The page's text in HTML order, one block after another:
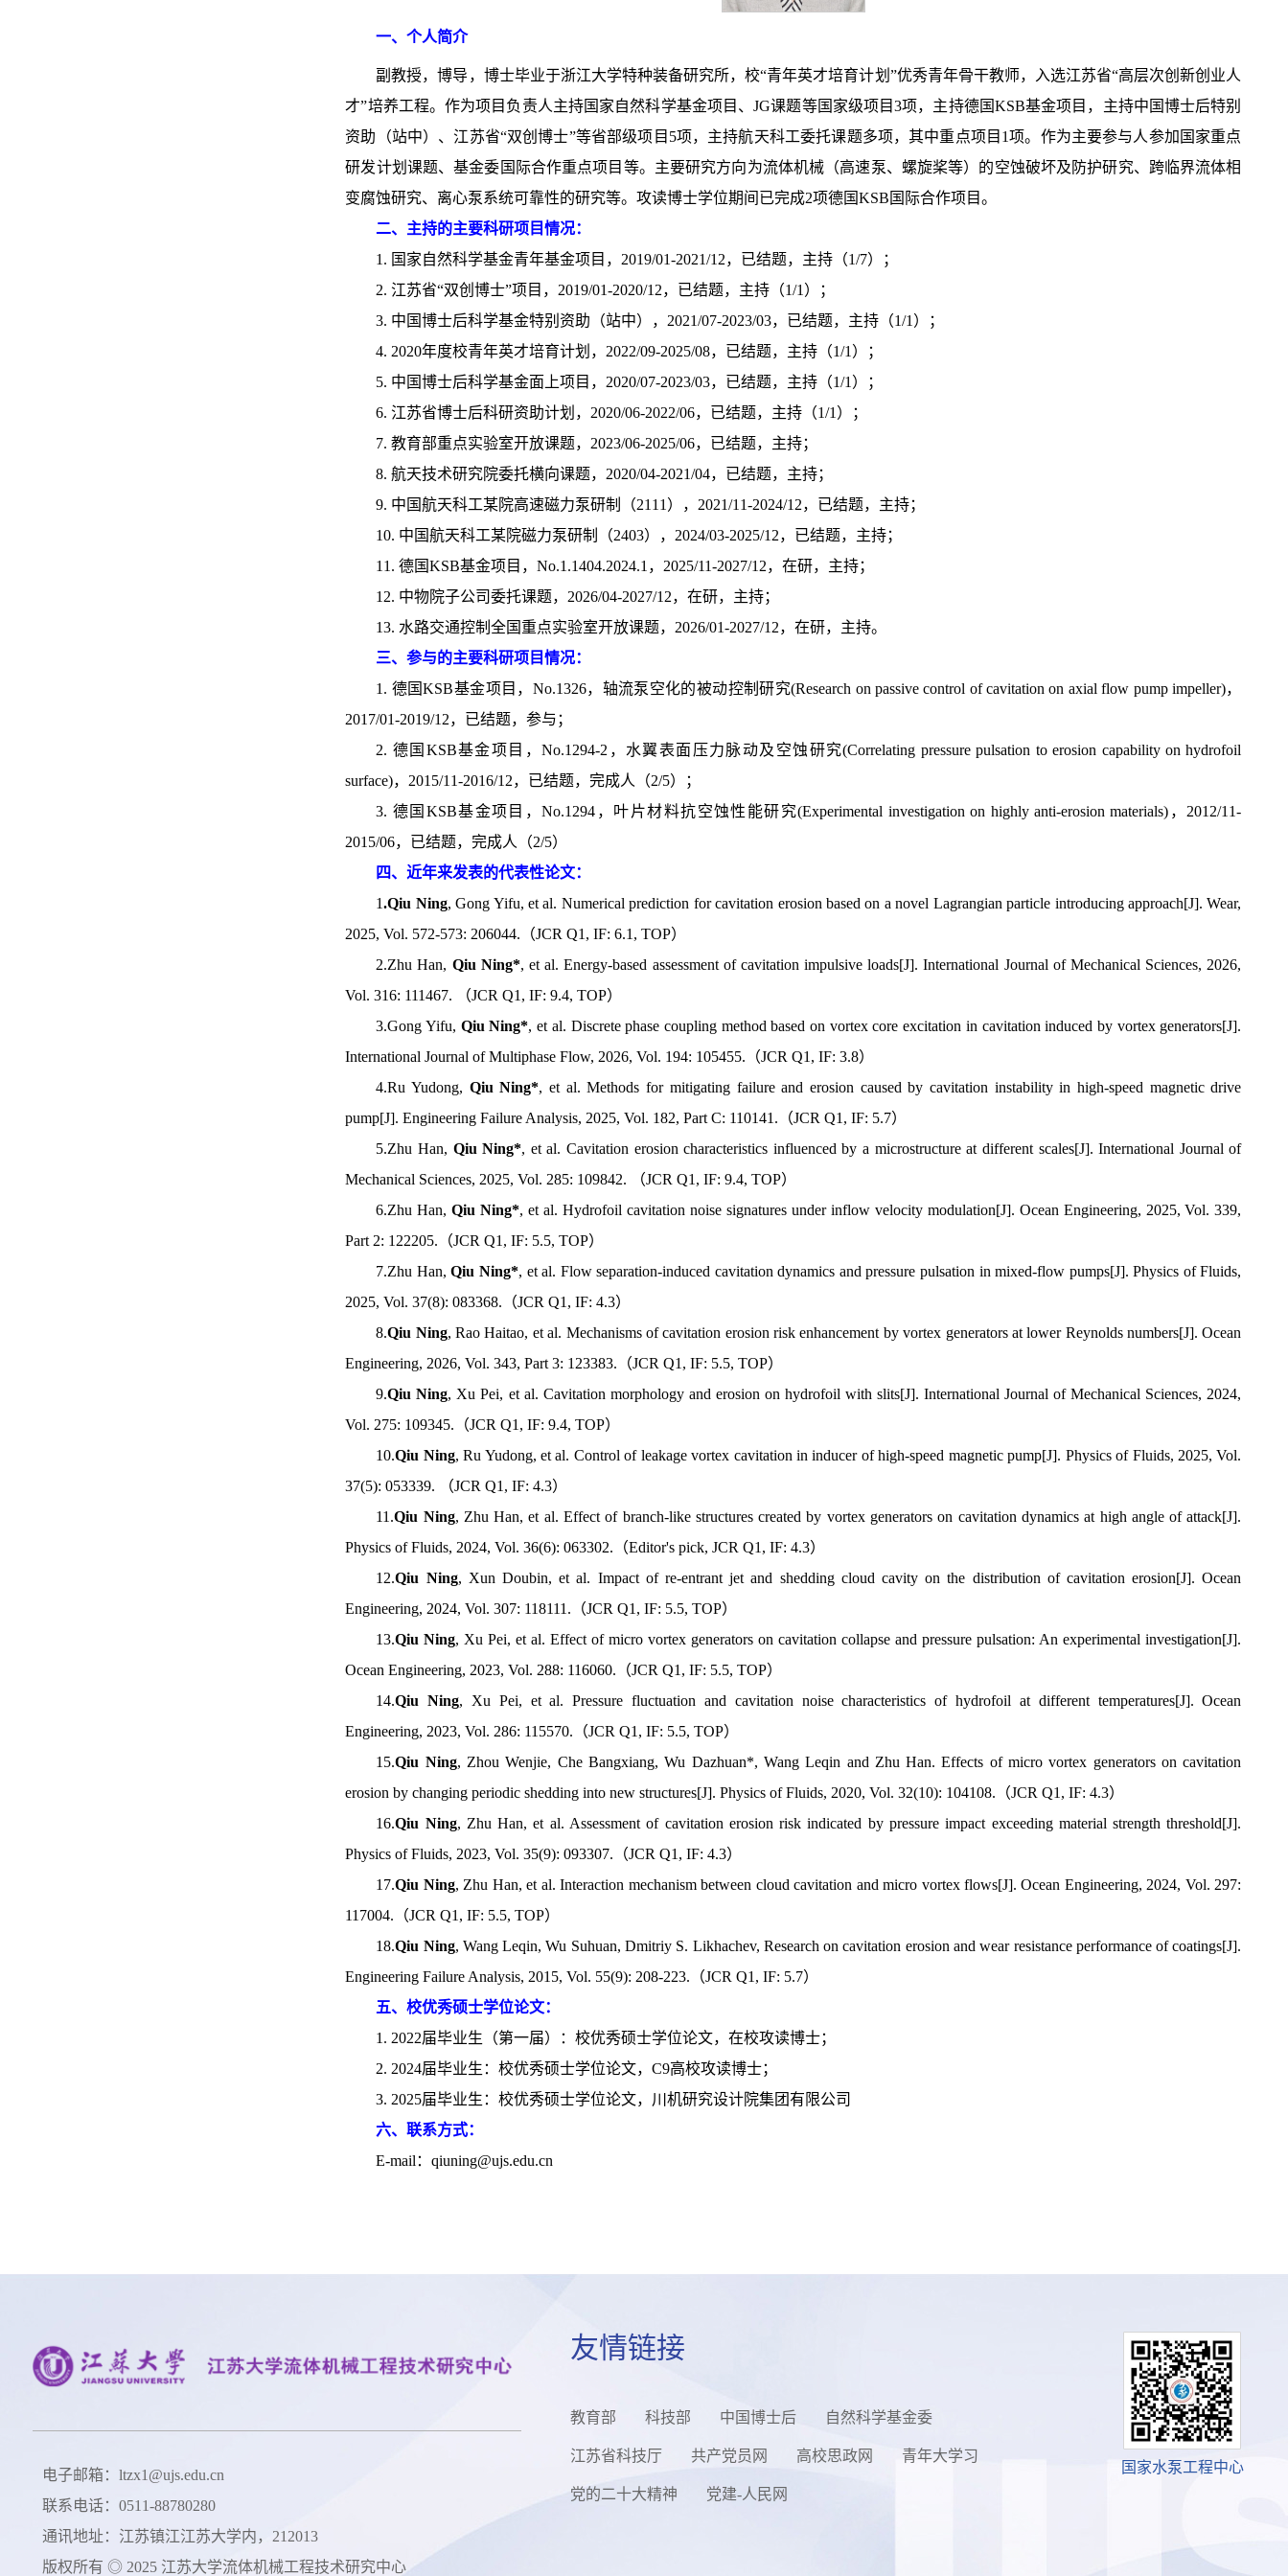
一、个人简介
副教授，博导，博士毕业于浙江大学特种装备研究所，校“青年英才培育计划”优秀青年骨干教师，入选江苏省“高层次创新创业人
才”培养工程。作为项目负责人主持国家自然科学基金项目、JG课题等国家级项目3项，主持德国KSB基金项目，主持中国博士后特别
资助（站中）、江苏省“双创博士”等省部级项目5项，主持航天科工委托课题多项，其中重点项目1项。作为主要参与人参加国家重点
研发计划课题、基金委国际合作重点项目等。主要研究方向为流体机械（高速泵、螺旋桨等）的空蚀破坏及防护研究、跨临界流体相
变腐蚀研究、离心泵系统可靠性的研究等。攻读博士学位期间已完成2项德国KSB国际合作项目。
二、主持的主要科研项目情况：
1. 国家自然科学基金青年基金项目，2019/01-2021/12，已结题，主持（1/7）；
2. 江苏省“双创博士”项目，2019/01-2020/12，已结题，主持（1/1）；
3. 中国博士后科学基金特别资助（站中），2021/07-2023/03，已结题，主持（1/1）；
4. 2020年度校青年英才培育计划，2022/09-2025/08，已结题，主持（1/1）；
5. 中国博士后科学基金面上项目，2020/07-2023/03，已结题，主持（1/1）；
6. 江苏省博士后科研资助计划，2020/06-2022/06，已结题，主持（1/1）；
7. 教育部重点实验室开放课题，2023/06-2025/06，已结题，主持；
8. 航天技术研究院委托横向课题，2020/04-2021/04，已结题，主持；
9. 中国航天科工某院高速磁力泵研制（2111），2021/11-2024/12，已结题，主持；
10. 中国航天科工某院磁力泵研制（2403），2024/03-2025/12，已结题，主持；
11. 德国KSB基金项目，No.1.1404.2024.1，2025/11-2027/12，在研，主持；
12. 中物院子公司委托课题，2026/04-2027/12，在研，主持；
13. 水路交通控制全国重点实验室开放课题，2026/01-2027/12，在研，主持。
三、参与的主要科研项目情况：
1. 德国KSB基金项目，No.1326，轴流泵空化的被动控制研究(Research on passive control of cavitation on axial flow pump impeller)，
2017/01-2019/12，已结题，参与；
2. 德国KSB基金项目，No.1294-2，水翼表面压力脉动及空蚀研究(Correlating pressure pulsation to erosion capability on hydrofoil
surface)，2015/11-2016/12，已结题，完成人（2/5）；
3. 德国KSB基金项目，No.1294，叶片材料抗空蚀性能研究(Experimental investigation on highly anti-erosion materials)，2012/11-
2015/06，已结题，完成人（2/5）
四、近年来发表的代表性论文：
1.Qiu Ning, Gong Yifu, et al. Numerical prediction for cavitation erosion based on a novel Lagrangian particle introducing approach[J]. Wear,
2025, Vol. 572-573: 206044.（JCR Q1, IF: 6.1, TOP）
2.Zhu Han, Qiu Ning*, et al. Energy-based assessment of cavitation impulsive loads[J]. International Journal of Mechanical Sciences, 2026,
Vol. 316: 111467. （JCR Q1, IF: 9.4, TOP）
3.Gong Yifu, Qiu Ning*, et al. Discrete phase coupling method based on vortex core excitation in cavitation induced by vortex generators[J].
International Journal of Multiphase Flow, 2026, Vol. 194: 105455.（JCR Q1, IF: 3.8）
4.Ru Yudong, Qiu Ning*, et al. Methods for mitigating failure and erosion caused by cavitation instability in high-speed magnetic drive
pump[J]. Engineering Failure Analysis, 2025, Vol. 182, Part C: 110141.（JCR Q1, IF: 5.7）
5.Zhu Han, Qiu Ning*, et al. Cavitation erosion characteristics influenced by a microstructure at different scales[J]. International Journal of
Mechanical Sciences, 2025, Vol. 285: 109842. （JCR Q1, IF: 9.4, TOP）
6.Zhu Han,Qiu Ning*, et al. Hydrofoil cavitation noise signatures under inflow velocity modulation[J]. Ocean Engineering, 2025, Vol. 339,
Part 2: 122205.（JCR Q1, IF: 5.5, TOP）
7.Zhu Han,Qiu Ning*, et al. Flow separation-induced cavitation dynamics and pressure pulsation in mixed-flow pumps[J]. Physics of Fluids,
2025, Vol. 37(8): 083368.（JCR Q1, IF: 4.3）
8.Qiu Ning, Rao Haitao, et al. Mechanisms of cavitation erosion risk enhancement by vortex generators at lower Reynolds numbers[J]. Ocean
Engineering, 2026, Vol. 343, Part 3: 123383.（JCR Q1, IF: 5.5, TOP）
9.Qiu Ning, Xu Pei, et al. Cavitation morphology and erosion on hydrofoil with slits[J]. International Journal of Mechanical Sciences, 2024,
Vol. 275: 109345.（JCR Q1, IF: 9.4, TOP）
10.Qiu Ning, Ru Yudong, et al. Control of leakage vortex cavitation in inducer of high-speed magnetic pump[J]. Physics of Fluids, 2025, Vol.
37(5): 053339. （JCR Q1, IF: 4.3）
11.Qiu Ning, Zhu Han, et al. Effect of branch-like structures created by vortex generators on cavitation dynamics at high angle of attack[J].
Physics of Fluids, 2024, Vol. 36(6): 063302.（Editor's pick, JCR Q1, IF: 4.3）
12.Qiu Ning, Xun Doubin, et al. Impact of re-entrant jet and shedding cloud cavity on the distribution of cavitation erosion[J]. Ocean
Engineering, 2024, Vol. 307: 118111.（JCR Q1, IF: 5.5, TOP）
13.Qiu Ning, Xu Pei, et al. Effect of micro vortex generators on cavitation collapse and pressure pulsation: An experimental investigation[J].
Ocean Engineering, 2023, Vol. 288: 116060.（JCR Q1, IF: 5.5, TOP）
14.Qiu Ning, Xu Pei, et al. Pressure fluctuation and cavitation noise characteristics of hydrofoil at different temperatures[J]. Ocean
Engineering, 2023, Vol. 286: 115570.（JCR Q1, IF: 5.5, TOP）
15.Qiu Ning, Zhou Wenjie, Che Bangxiang, Wu Dazhuan*, Wang Leqin and Zhu Han. Effects of micro vortex generators on cavitation
erosion by changing periodic shedding into new structures[J]. Physics of Fluids, 2020, Vol. 32(10): 104108.（JCR Q1, IF: 4.3）
16.Qiu Ning, Zhu Han, et al. Assessment of cavitation erosion risk indicated by pressure impact exceeding material strength threshold[J].
Physics of Fluids, 2023, Vol. 35(9): 093307.（JCR Q1, IF: 4.3）
17.Qiu Ning, Zhu Han, et al. Interaction mechanism between cloud cavitation and micro vortex flows[J]. Ocean Engineering, 2024, Vol. 297:
117004.（JCR Q1, IF: 5.5, TOP）
18.Qiu Ning, Wang Leqin, Wu Suhuan, Dmitriy S. Likhachev, Research on cavitation erosion and wear resistance performance of coatings[J].
Engineering Failure Analysis, 2015, Vol. 55(9): 208-223.（JCR Q1, IF: 5.7）
五、校优秀硕士学位论文：
1. 2022届毕业生（第一届）：校优秀硕士学位论文，在校攻读博士；
2. 2024届毕业生：校优秀硕士学位论文，C9高校攻读博士；
3. 2025届毕业生：校优秀硕士学位论文，川机研究设计院集团有限公司
六、联系方式：
E-mail：qiuning@ujs.edu.cn
电子邮箱：ltzx1@ujs.edu.cn
联系电话：0511-88780280
通讯地址：江苏镇江江苏大学内，212013
版权所有 ◎ 2025 江苏大学流体机械工程技术研究中心
友情链接
教育部 科技部 中国博士后 自然科学基金委
江苏省科技厅 共产党员网 高校思政网 青年大学习
党的二十大精神 党建-人民网
国家水泵工程中心